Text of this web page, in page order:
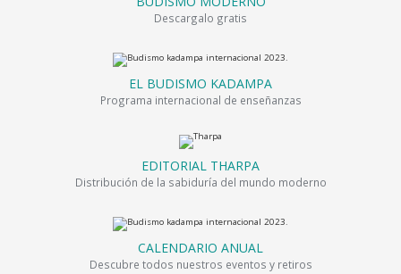
Descargalo gratis
EL BUDISMO KADAMPA
Programa internacional de enseñanzas
EDITORIAL THARPA
Distribución de la sabiduría del mundo moderno
CALENDARIO ANUAL
Descubre todos nuestros eventos y retiros